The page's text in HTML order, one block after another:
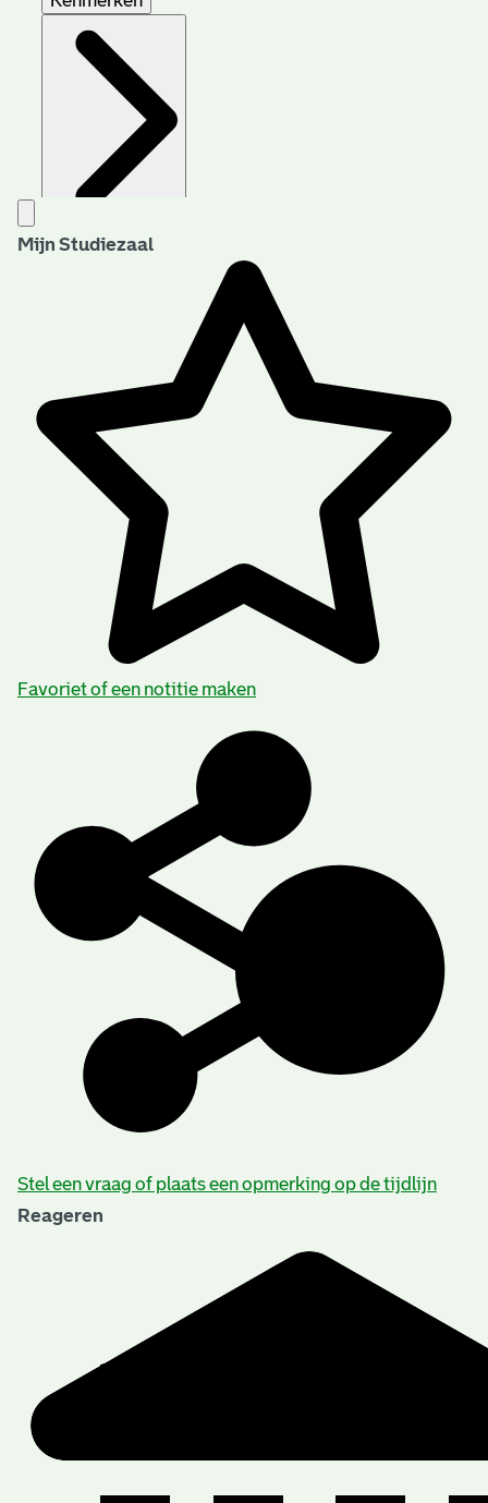
Archiefvorming
Aanwijzingen voor de gebruiker
Mijn Studiezaal
Favoriet of een notitie maken
Stel een vraag of plaats een opmerking op de tijdlijn
Reageren